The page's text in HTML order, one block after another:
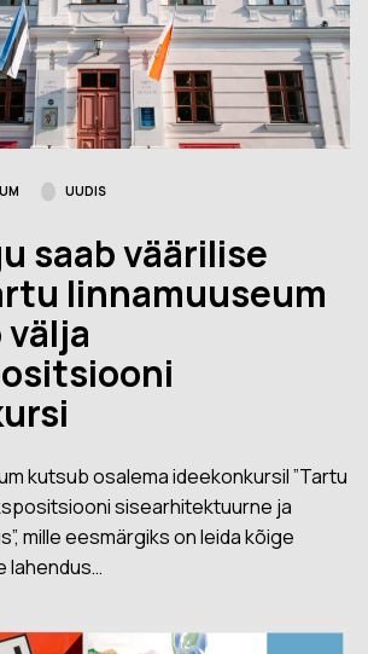
UUDIS
saab väärilise
linnamuuseum
kutsub osalema ideekonkursil ”Tartu
sisearhitektuurne ja
mille eesmärgiks on leida kõige
lahendus…